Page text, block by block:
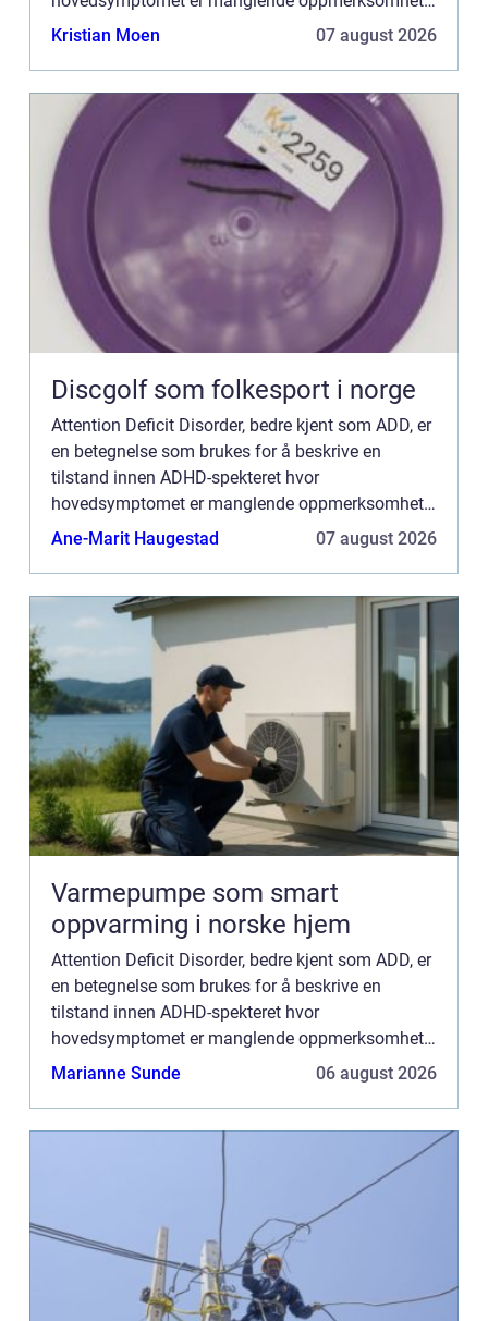
uten de mer kjente tegnene som hyperaktivitet og
Kristian Moen 07 august 2026
Discgolf som folkesport i norge
Attention Deficit Disorder, bedre kjent som ADD, er
en betegnelse som brukes for å beskrive en
tilstand innen ADHD-spekteret hvor
hovedsymptomet er manglende oppmerksomhet
uten de mer kjente tegnene som hyperaktivitet og
Ane-Marit Haugestad 07 august 2026
Varmepumpe som smart
oppvarming i norske hjem
Attention Deficit Disorder, bedre kjent som ADD, er
en betegnelse som brukes for å beskrive en
tilstand innen ADHD-spekteret hvor
hovedsymptomet er manglende oppmerksomhet
uten de mer kjente tegnene som hyperaktivitet og
Marianne Sunde 06 august 2026